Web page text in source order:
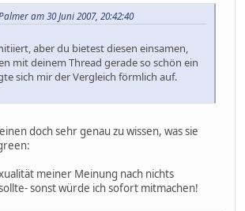
am 30 Juni 2007, 20:42:40
aber du bietest diesen einsamen,
mit deinem Thread gerade so schön ein
sich mir der Vergleich förmlich auf.
doch sehr genau zu wissen, was sie
meiner Meinung nach nichts
sonst würde ich sofort mitmachen!